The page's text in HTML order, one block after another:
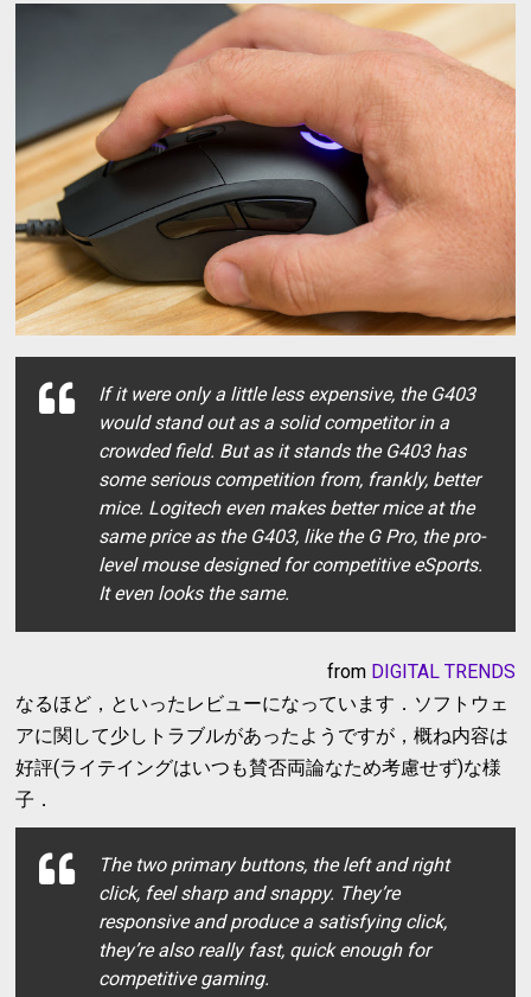
If it were only a little less expensive, the G403
would stand out as a solid competitor in a
crowded field. But as it stands the G403 has
some serious competition from, frankly, better
mice. Logitech even makes better mice at the
same price as the G403, like the G Pro, the pro-
level mouse designed for competitive eSports.
It even looks the same.
from DIGITAL TRENDS
なるほど，といったレビューになっています．ソフトウェ
アに関して少しトラブルがあったようですが，概ね内容は
好評(ライテイングはいつも賛否両論なため考慮せず)な様
子．
The two primary buttons, the left and right
click, feel sharp and snappy. They’re
responsive and produce a satisfying click,
they’re also really fast, quick enough for
competitive gaming.